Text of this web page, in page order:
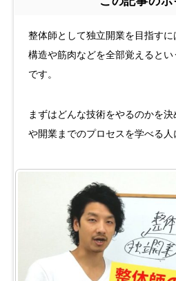
整体師として独立開業を目指す
構造や筋肉などを全部覚えると
です。
まずはどんな技術をやるのかを
や開業までのプロセスを学べる人